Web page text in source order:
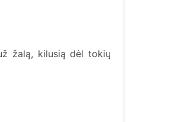
žalą, kilusią dėl tokių